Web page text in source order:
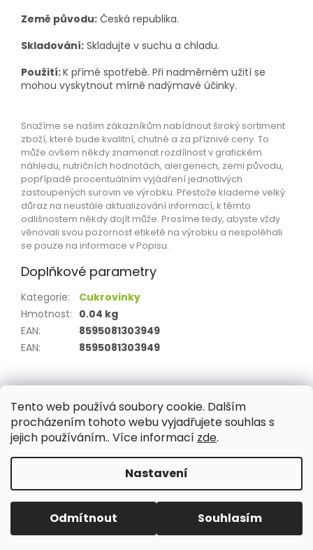
Tento web používá soubory cookie. Dalším
procházením tohoto webu vyjadřujete souhlas s
jejich používáním.. Více informací zde.
Nastavení
Odmítnout Souhlasím
Země původu: Česká republika.
Skladování: Skladujte v suchu a chladu.
Použití:K přímé spotřebě. Při nadměrném užití se
mohou vyskytnout mírně nadýmavé účinky.
Snažíme se našim zákazníkům nabídnout široký sortiment
zboží, které bude kvalitní, chutné a za příznivé ceny. To
může ovšem někdy znamenat rozdílnost v grafickém
náhledu, nutričních hodnotách, alergenech, zemi původu,
popřípadě procentuálním vyjádření jednotlivých
zastoupených surovin ve výrobku. Přestože klademe velký
důraz na neustále aktualizování informací, k těmto
odlišnostem někdy dojít může. Prosíme tedy, abyste vždy
věnovali svou pozornost etiketě na výrobku a nespoléhali
se pouze na informace v Popisu.
Doplňkové parametry
Kategorie:
Cukrovinky
Hmotnost: 0.04 kg
EAN:
8595081303949
EAN: 8595081303949
Z
Aktuality Kamenné prodejny Kosmetika Provita
Vytvořil Shoptet
Copyright 2026PROVITA . Všechna práva vyhrazena.